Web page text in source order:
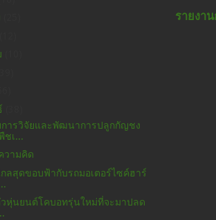
การวิจัยและพัฒนาการปลูกกัญชง
ชเ...
วามคิด
กลสุดขอบฟ้ากับรถมอเตอร์ไซค์ฮาร์
วหุ่นยนต์โคบอทรุ่นใหม่ที่จะมาปลด
รายงา